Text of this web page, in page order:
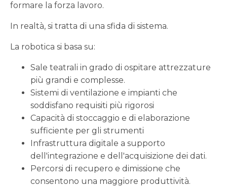
formare la forza lavoro.
In realtà, si tratta di una sfida di sistema.
La robotica si basa su:
Sale teatrali in grado di ospitare attrezzature
più grandi e complesse.
Sistemi di ventilazione e impianti che
soddisfano requisiti più rigorosi
Capacità di stoccaggio e di elaborazione
sufficiente per gli strumenti
Infrastruttura digitale a supporto
dell'integrazione e dell'acquisizione dei dati.
Percorsi di recupero e dimissione che
consentono una maggiore produttività.